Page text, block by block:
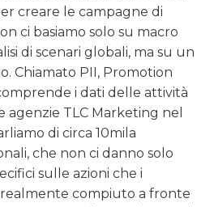
creare le campagne di
ci basiamo solo su macro
di scenari globali, ma su un
Chiamato PII, Promotion
i dati delle attività
TLC Marketing nel
di circa 10mila
che non ci danno solo
sulle azioni che i
compiuto a fronte